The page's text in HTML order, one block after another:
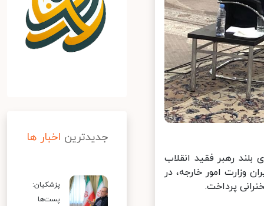
رهبر فقید انقلاب
وزارت امور خارجه، در
پرداخت.
جدیدترین اخبار ها
پزشکیان:
پست‌ها